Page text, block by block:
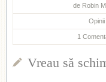
de Robin
Opinii
1
Vreau să